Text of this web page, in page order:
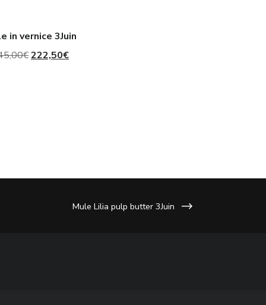
in vernice 3Juin
€Il
222,50€Il
Mule Lilia pulp butter 3Juin